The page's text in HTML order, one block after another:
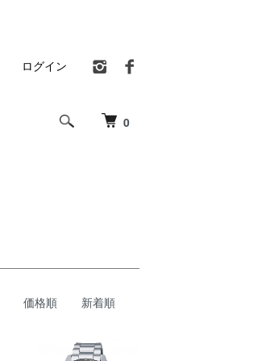
0
ログイン
価格順 新着順